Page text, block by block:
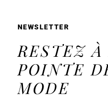
NEWSLETTER
RESTEZ À
POINTE
MODE